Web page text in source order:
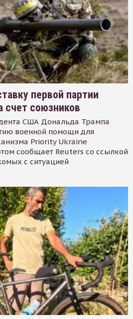
первой партии
счет союзников
США Дональда Трампа
военной помощи для
Priority Ukraine
сообщает Reuters со ссылкой
с ситуацией